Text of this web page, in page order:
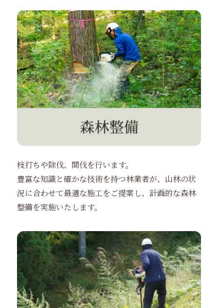
枝打ちや除伐、間伐を行います。
豊富な知識と確かな技術を持つ林業者が、山林の状
況に合わせて最適な施工をご提案し、計画的な森林
整備を実施いたします。